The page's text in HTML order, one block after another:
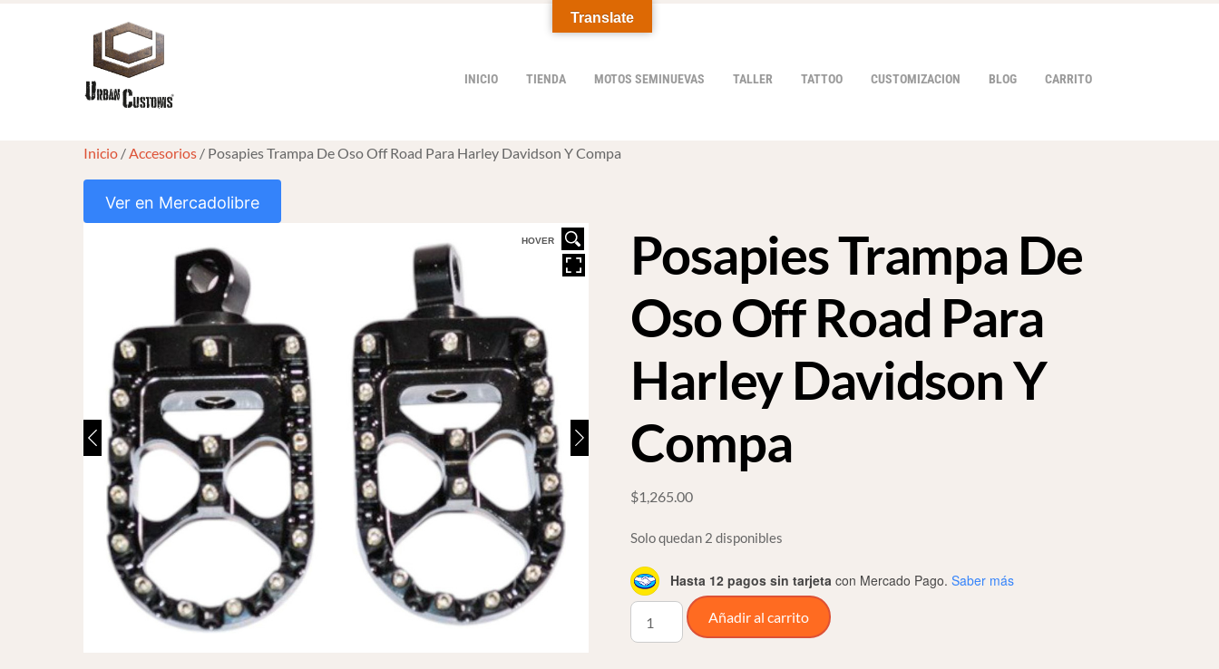
INICIO TIENDA MOTOS SEMINUEVAS TALLER TATTOO CUSTOMIZACION BLOG CARRITO
Inicio /Accesorios / Posapies Trampa De Oso Off Road Para Harley Davidson Y Compa
Ver en Mercadolibre
HOVER HOVER
Posapies Trampa De
Oso Off Road Para
Harley Davidson Y
Compa
$1,265.00
Solo quedan 2 disponibles
Hasta 12 pagos sin tarjeta con Mercado Pago. Saber más
Posapies
Trampa
Añadir al carrito
Translate